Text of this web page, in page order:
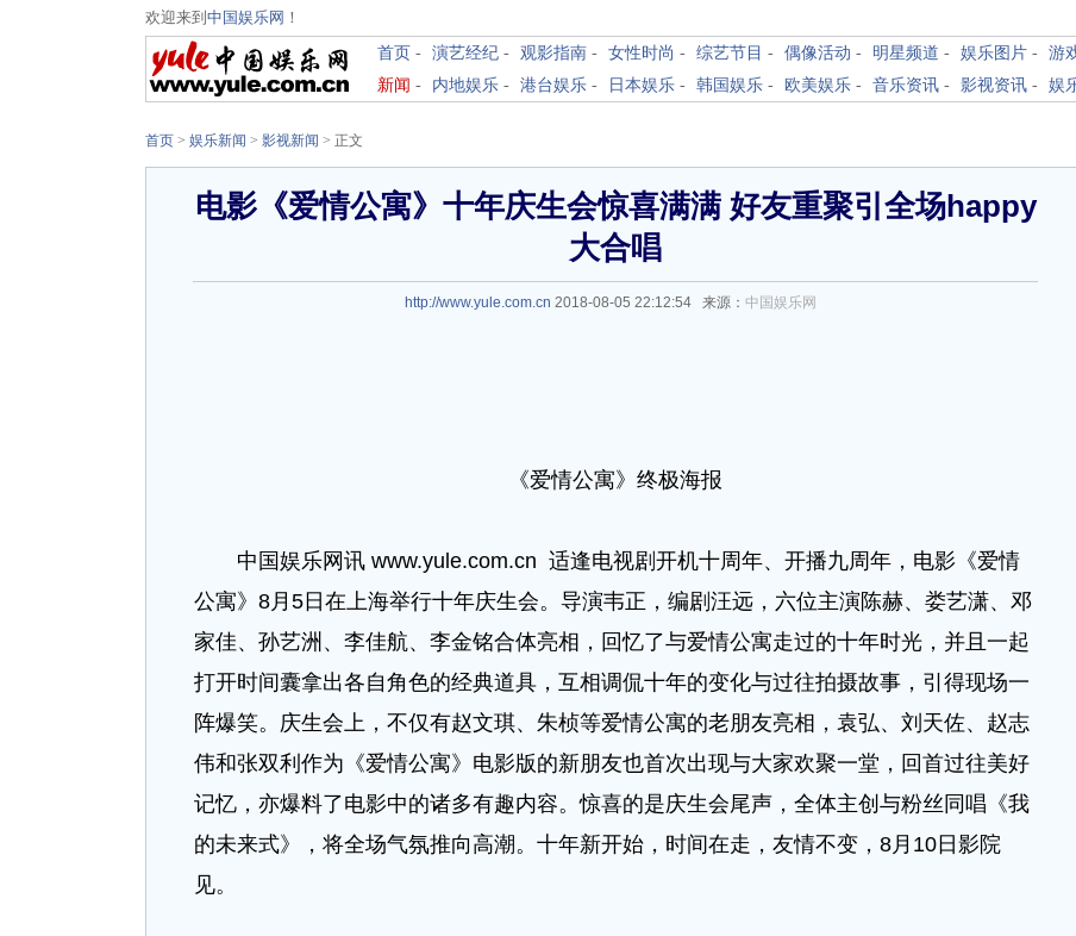
欢迎来到 中国娱乐网 ！
首页 - 演艺经纪 - 观影指南 - 女性时尚 - 综艺节目 - 偶像活动 - 明星频道 - 娱乐图片 - 游
新闻 - 内地娱乐 - 港台娱乐 - 日本娱乐 - 韩国娱乐 - 欧美娱乐 - 音乐资讯 - 影视资讯 - 娱
首页 > 娱乐新闻 > 影视新闻 > 正文
电影《爱情公寓》十年庆生会惊喜满满 好友重聚引全场happy
大合唱
http://www.yule.com.cn 2018-08-05 22:12:54 来源： 中国娱乐网
《爱情公寓》终极海报
中国娱乐网讯 www.yule.com.cn 适逢电视剧开机十周年、开播九周年，电影《爱情
公寓》8月5日在上海举行十年庆生会。导演韦正，编剧汪远，六位主演陈赫、娄艺潇、邓
家佳、孙艺洲、李佳航、李金铭合体亮相，回忆了与爱情公寓走过的十年时光，并且一起
打开时间囊拿出各自角色的经典道具，互相调侃十年的变化与过往拍摄故事，引得现场一
阵爆笑。庆生会上，不仅有赵文琪、朱桢等爱情公寓的老朋友亮相，袁弘、刘天佐、赵志
伟和张双利作为《爱情公寓》电影版的新朋友也首次出现与大家欢聚一堂，回首过往美好
记忆，亦爆料了电影中的诸多有趣内容。惊喜的是庆生会尾声，全体主创与粉丝同唱《我
的未来式》，将全场气氛推向高潮。十年新开始，时间在走，友情不变，8月10日影院
见。